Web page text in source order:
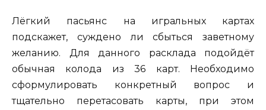
Лёгкий пасьянс на игральных картах
подскажет, суждено ли сбыться заветному
желанию. Для данного расклада подойдёт
обычная колода из 36 карт. Необходимо
сформулировать конкретный вопрос и
тщательно перетасовать карты, при этом